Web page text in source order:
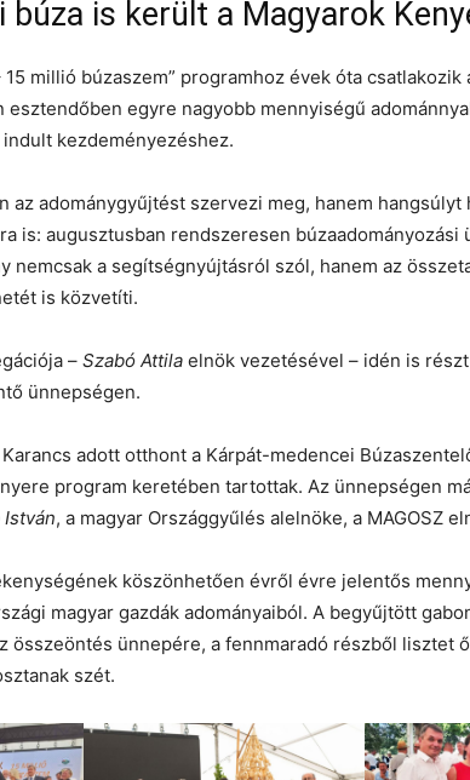
búza is került a Magyarok
15 millió búzaszem” programhoz évek óta csatlakozik
esztendőben egyre nagyobb mennyiségű
kezdeményezéshez.
az adománygyűjtést szervezi meg, hanem hangsúlyt
is: augusztusban rendszeresen búzaadományozási
nemcsak a segítségnyújtásról szól, hanem az
is közvetíti.
– Szabó Attila elnök vezetésével – idén is
ünnepségen.
adott otthont a Kárpát-medencei
program keretében tartottak. Az ünnepségen
István, a magyar Országgyűlés alelnöke, a MAGOSZ
köszönhetően évről évre jelentős
magyar gazdák adományaiból. A begyűjtött
összeöntés ünnepére, a fennmaradó részből lisztet
szét.